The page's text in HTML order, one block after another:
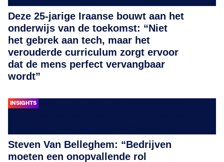
Deze 25-jarige Iraanse bouwt aan het
onderwijs van de toekomst: “Niet
het gebrek aan tech, maar het
verouderde curriculum zorgt ervoor
dat de mens perfect vervangbaar
wordt”
INSIGHTS
Steven Van Belleghem: “Bedrijven
moeten een onopvallende rol